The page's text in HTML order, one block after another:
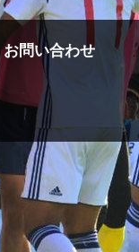
お問い合わせ